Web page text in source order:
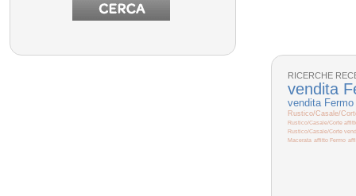
RICERCHE
vendita
vendita Fermo
Rustico/Casale/
Rustico/Casale/Corte
Rustico/Casale/Corte
Macerata affitto Fermo